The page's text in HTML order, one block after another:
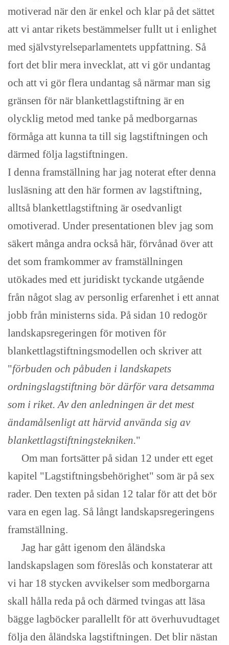
motiverad när den är enkel och klar på det sättet
att vi antar rikets bestämmelser fullt ut i enlighet
med självstyrelseparlamentets uppfattning. Så
fort det blir mera invecklat, att vi gör undantag
och att vi gör flera undantag så närmar man sig
gränsen för när blankettlagstiftning är en
olycklig metod med tanke på medborgarnas
förmåga att kunna ta till sig lagstiftningen och
därmed följa lagstiftningen.
I denna framställning har jag noterat efter denna
lusläsning att den här formen av lagstiftning,
alltså blankettlagstiftning är osedvanligt
omotiverad. Under presentationen blev jag som
säkert många andra också här, förvånad över att
det som framkommer av framställningen
utökades med ett juridiskt tyckande utgående
från något slag av personlig erfarenhet i ett annat
jobb från ministerns sida. På sidan 10 redogör
landskapsregeringen för motiven för
blankettlagstiftningsmodellen och skriver att
"förbuden och påbuden i landskapets
ordningslagstiftning bör därför vara detsamma
som i riket. Av den anledningen är det mest
ändamålsenligt att härvid använda sig av
blankettlagstiftningstekniken."
Om man fortsätter på sidan 12 under ett eget
kapitel "Lagstiftningsbehörighet" som är på sex
rader. Den texten på sidan 12 talar för att det bör
vara en egen lag. Så långt landskapsregeringens
framställning.
Jag har gått igenom den åländska
landskapslagen som föreslås och konstaterar att
vi har 18 stycken avvikelser som medborgarna
skall hålla reda på och därmed tvingas att läsa
bägge lagböcker parallellt för att överhuvudtaget
följa den åländska lagstiftningen. Det blir nästan